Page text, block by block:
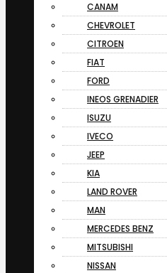
CANAM
CHEVROLET
CITROEN
FIAT
FORD
INEOS GRENADIER
ISUZU
IVECO
JEEP
KIA
LAND ROVER
MAN
MERCEDES BENZ
MITSUBISHI
NISSAN